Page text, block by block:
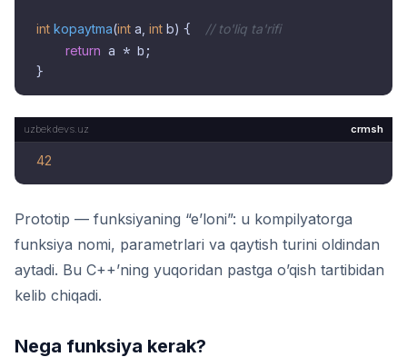
int kopaytma(int a, int b) { // to'liq ta'rifi
return a * b;
crmsh
42
Prototip — funksiyaning “e’loni”: u kompilyatorga
funksiya nomi, parametrlari va qaytish turini oldindan
aytadi. Bu C++’ning yuqoridan pastga o’qish tartibidan
kelib chiqadi.
Nega funksiya kerak?